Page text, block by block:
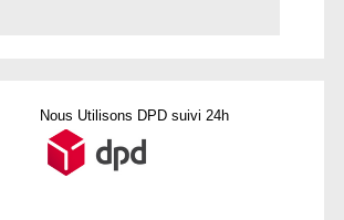
Nous Utilisons DPD suivi 24h